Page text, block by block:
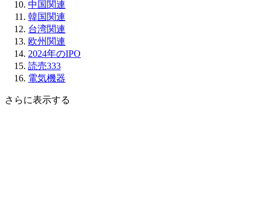
中国関連
韓国関連
台湾関連
欧州関連
2024年のIPO
読売333
電気機器
さらに表示する